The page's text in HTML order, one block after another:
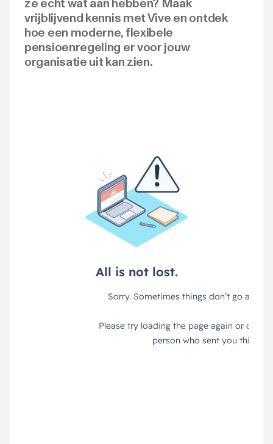
ze echt wat aan hebben? Maak
vrijblijvend kennis met Vive en ontdek
hoe een moderne, flexibele
pensioenregeling er voor jouw
organisatie uit kan zien.